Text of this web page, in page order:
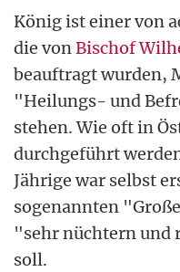
König ist einer von
die vonBischof
beauftragt wurden,
"Heilungs- und
stehen. Wie oft in
durchgeführt
Jährige war selbst
sogenannten
"sehr nüchtern und
soll.